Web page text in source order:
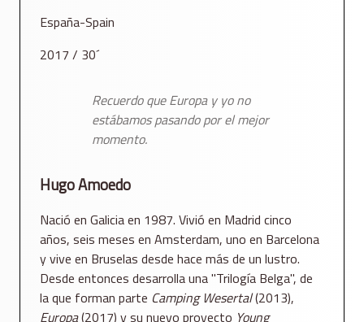
España-Spain
2017 / 30´
Recuerdo que Europa y yo no
estábamos pasando por el mejor
momento.
Hugo Amoedo
Nació en Galicia en 1987. Vivió en Madrid cinco
años, seis meses en Amsterdam, uno en Barcelona
y vive en Bruselas desde hace más de un lustro.
Desde entonces desarrolla una "Trilogía Belga", de
la que forman parte Camping Wesertal(2013),
Europa(2017) y su nuevo proyecto Young